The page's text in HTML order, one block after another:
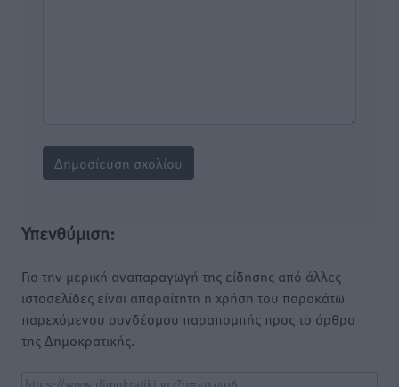
Υπενθύμιση:
Για την μερική αναπαραγωγή της είδησης από άλλες
ιστοσελίδες είναι απαραίτητη η χρήση του παρακάτω
παρεχόμενου συνδέσμου παραπομπής προς το άρθρο
της Δημοκρατικής.